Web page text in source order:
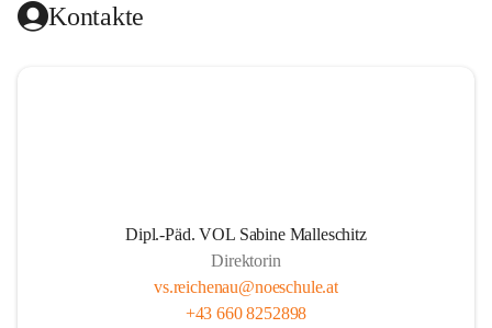
Kontakte
Dipl.-Päd. VOL Sabine Malleschitz
Direktorin
vs.reichenau@noeschule.at
+43 660 8252898